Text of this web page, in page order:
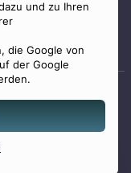
und zu Ihren
die Google von
der Google
erstellen